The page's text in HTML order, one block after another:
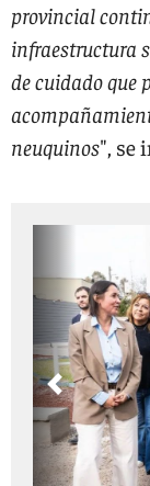
provincial
infraestructura
de cuidado que
neuquinos", se
Previous